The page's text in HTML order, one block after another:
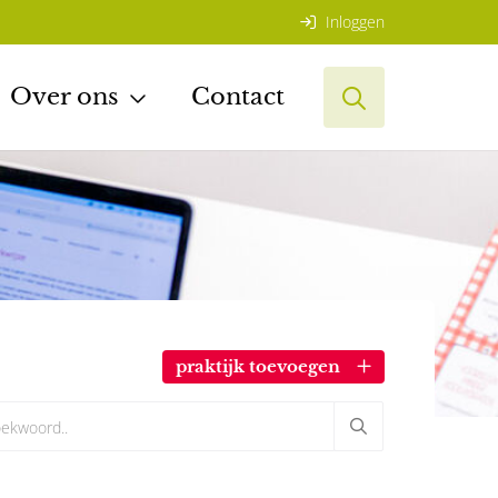
praktijk toevoegen
Inloggen
Over ons Contact